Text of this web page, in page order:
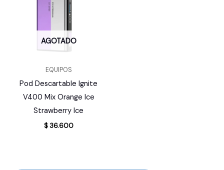
AGOTADO
EQUIPOS
Pod Descartable Ignite
V400 Mix Orange Ice
Strawberry Ice
$36.600